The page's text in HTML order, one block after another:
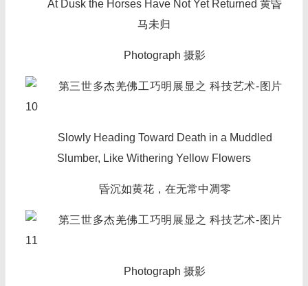
At Dusk the Horses Have Not Yet Returned 黄昏
马未归
Photograph 摄影
Slowly Heading Toward Death in a Muddled
Slumber, Like Withering Yellow Flowers
昏沉如黄花，在无常中凋零
Photograph 摄影